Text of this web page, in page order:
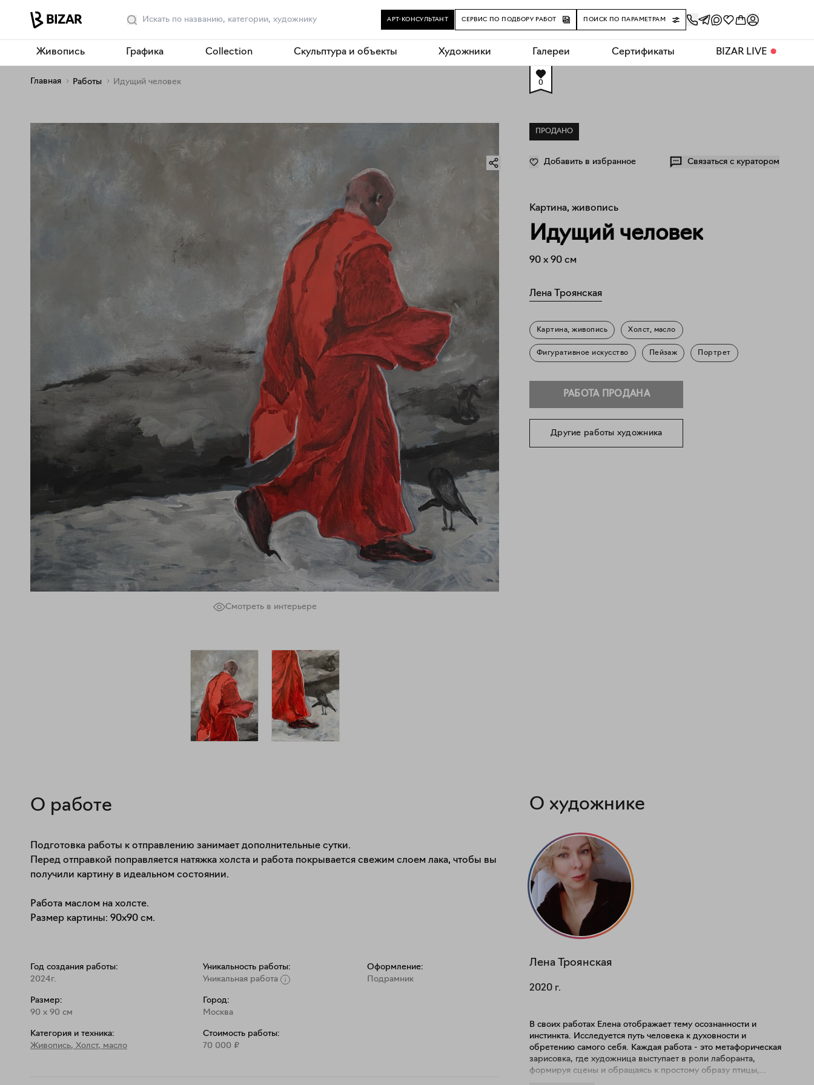
АРТ-КОНСУЛЬТАНТ СЕРВИС ПО ПОДБОРУ РАБОТ ПОИСК ПО ПАРАМЕТРАМ
Живопись Графика Collection Скульптура и объекты Художники Галереи Сертификаты BIZAR LIVE ⬤
Главная Работы Идущий человек
Смотреть в интерьере
ПРОДАНО
0
Добавить в избранное Связаться с куратором
Картина, живопись
Идущий человек
90 x 90 см
Лена Троянская
Картина, живопись Холст, масло
Фигуративное искусство Пейзаж Портрет
РАБОТА ПРОДАНА
Другие работы художника
О работе
Подготовка работы к отправлению занимает дополнительные сутки.
Перед отправкой поправляется натяжка холста и работа покрывается свежим слоем лака, чтобы вы
получили картину в идеальном состоянии.
Работа маслом на холсте.
Размер картины: 90х90 см.
Год создания работы:
2024г.
Размер:
90 x 90 см
Категория и техника:
Живопись, Холст, масло
Уникальность работы:
Уникальная работа
Город:
Москва
Стоимость работы:
70 000 ₽
Оформление:
Подрамник
О художнике
Лена Троянская
2020 г.
В своих работах Елена отображает тему осознанности и
инстинкта. Исследуется путь человека к духовности и
обретению самого себя. Каждая работа - это метафорическая
зарисовка, где художница выступает в роли лаборанта,
формируя сцены и обращаясь к простому образу птицы,